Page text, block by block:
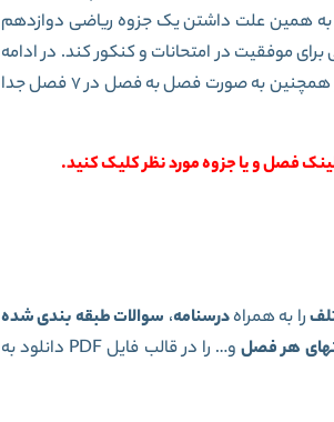
اختصاص دارد. به همین علت داشتن یک جزوه ریاضی دوازدهم
موفقیت در امتحانات و کنکور کند. در ادامه
یکی از بهترین جزوه های ریاضی 3 را به صورت کامل و همچنین به صورت فصل به فصل در 7 فصل جدا
فصل و یا جزوه مورد نظر کلیک کنید.
را به همراهدرسنامه، سوالات طبقه بندی شده
هر فصل
و… را در قالب فایل PDF دانلود به